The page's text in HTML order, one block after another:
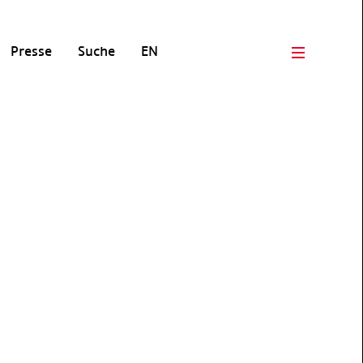
Presse Suche EN
Open